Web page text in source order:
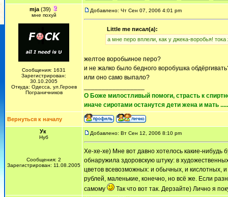
mja (39)
мне похуй
Сообщения: 1631
Зарегистрирован:
30.10.2005
Откуда: Одесса, ул.Героев
Пограничников
Добавлено: Чт Сен 07, 2006 4:01 pm
Little me писал(а):
а мне перо вплели, как у джека-воробья! тока
желтое воробьиное перо?
и не жалко было бедного воробушка
или оно само выпало?
О Боже милостливый помоги, страсть к
иначе сиротами останутся дети жена и мать
Вернуться к началу
Ук
Нуб
Сообщения: 2
Зарегистрирован: 11.08.2005
Добавлено: Вт Сен 12, 2006 8:10 pm
Хе-хе-хе) Мне вот давно хотелось какие-нибудь
обнаружила здоровскую штуку: в
цветов всевозможных: и обычных, и кислотных,
рублей, маленькие, конечно, но всё же. Если
самому
Так что вот так. Дерзайте) Лично я